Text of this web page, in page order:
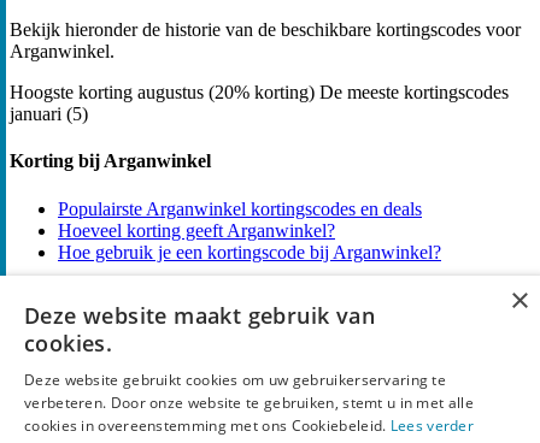
Bekijk hieronder de historie van de beschikbare kortingscodes voor
Arganwinkel.
Hoogste korting augustus (20% korting) De meeste kortingscodes
januari (5)
Korting bij Arganwinkel
Populairste Arganwinkel kortingscodes en deals
Hoeveel korting geeft Arganwinkel?
Hoe gebruik je een kortingscode bij Arganwinkel?
Over Arganwinkel
Arganwinkel speelt in op de behoefte aan natuurlijke huid- en
haarverzorging met een gespecialiseerde webshop voor pure en
biologische arganolie en verwante producten. Arganwinkel begon
×
Deze website maakt gebruik van
cookies.
Deze website gebruikt cookies om uw gebruikerservaring te
verbeteren. Door onze website te gebruiken, stemt u in met alle
cookies in overeenstemming met ons Cookiebeleid. Lees verder